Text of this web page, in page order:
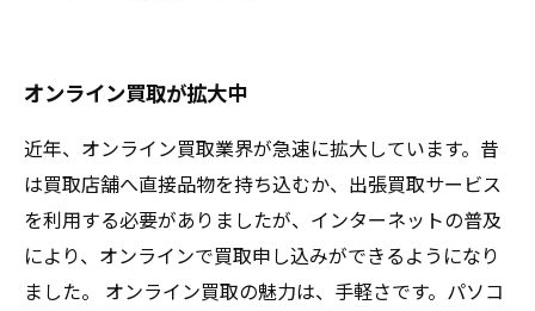
オンライン買取が拡大中
近年、オンライン買取業界が急速に拡大しています。昔
は買取店舗へ直接品物を持ち込むか、出張買取サービス
を利用する必要がありましたが、インターネットの普及
により、オンラインで買取申し込みができるようになり
ました。 オンライン買取の魅力は、手軽さです。パソコ